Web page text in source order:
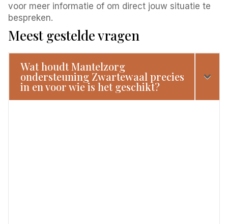
voor meer informatie of om direct jouw situatie te
bespreken.
Meest gestelde vragen
Wat houdt Mantelzorg
ondersteuning Zwartewaal precies
in en voor wie is het geschikt?